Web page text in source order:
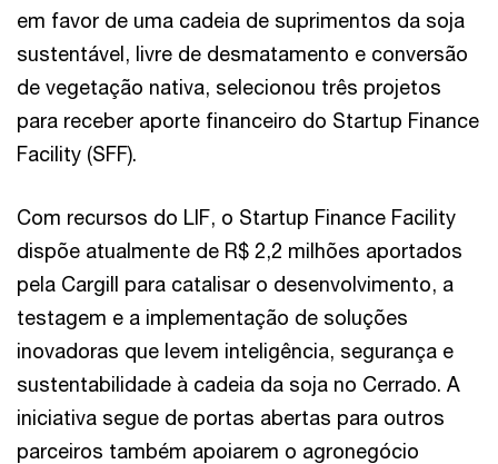
em favor de uma cadeia de suprimentos da soja
sustentável, livre de desmatamento e conversão
de vegetação nativa, selecionou três projetos
para receber aporte financeiro do Startup Finance
Facility (SFF).
Com recursos do LIF, o Startup Finance Facility
dispõe atualmente de R$ 2,2 milhões aportados
pela Cargill para catalisar o desenvolvimento, a
testagem e a implementação de soluções
inovadoras que levem inteligência, segurança e
sustentabilidade à cadeia da soja no Cerrado. A
iniciativa segue de portas abertas para outros
parceiros também apoiarem o agronegócio